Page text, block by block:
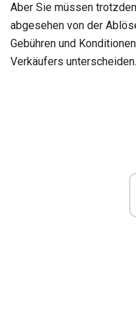
Aber Sie müssen
abgesehen von der
Gebühren und
Verkäufers unterscheiden.